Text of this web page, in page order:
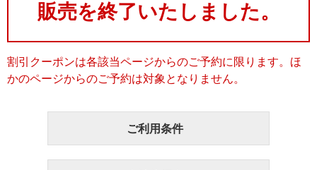
販売を終了いたしました。
割引クーポンは各該当ページからのご予約に限ります。ほ
かのページからのご予約は対象となりません。
ご利用条件